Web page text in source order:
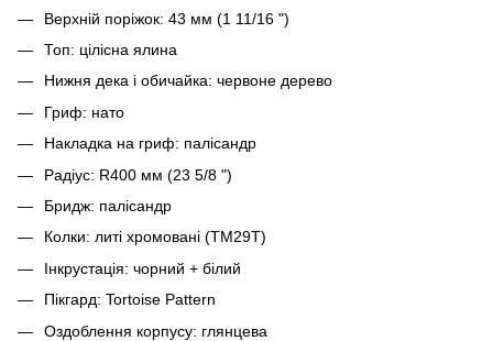
Верхній поріжок: 43 мм (1 11/16 ")
Топ: цілісна ялина
Нижня дека і обичайка: червоне дерево
Гриф: нато
Накладка на гриф: палісандр
Радіус: R400 мм (23 5/8 ")
Бридж: палісандр
Колки: литі хромовані (TM29T)
Інкрустація: чорний + білий
Пікгард: Tortoise Pattern
Оздоблення корпусу: глянцева